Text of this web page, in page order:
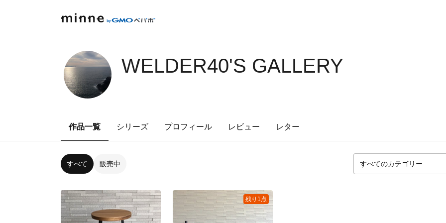
WELDER40'S GALLERY
作品一覧 シリーズ プロフィール レビュー レター
すべて 販売中
残り1点